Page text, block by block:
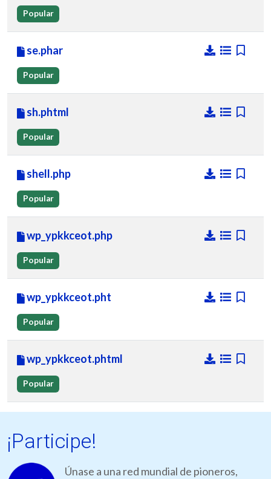
Popular
se.phar
Popular
sh.phtml
Popular
shell.php
Popular
wp_ypkkceot.php
Popular
wp_ypkkceot.pht
Popular
wp_ypkkceot.phtml
Popular
¡Participe!
Únase a una red mundial de pioneros,